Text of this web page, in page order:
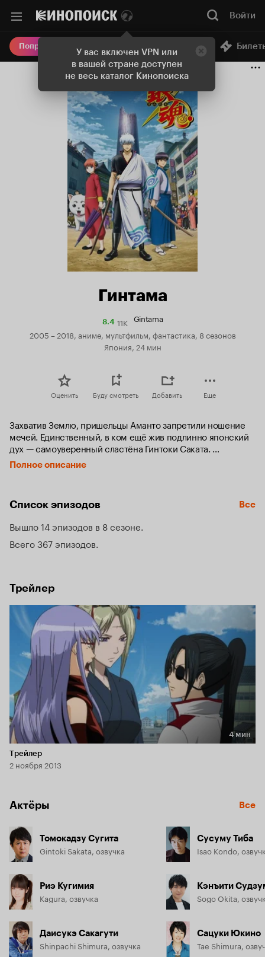
У вас включен VPN или
в вашей стране доступен
не весь каталог Кинопоиска
Войти
Попробовать Плюс Онлайн-кинотеатр
Гинтама
8.4Рейтинг
Кинопоиска
8.4
11K Gintama
2005 – 2018, аниме, мультфильм, фантастика, 8 сезонов
Япония, 24 мин
Оценить Буду смотреть Добавить Еще
Захватив Землю, пришельцы Аманто запретили ношение
мечей. Единственный, в ком ещё жив подлинно японский
дух — самоуверенный сластёна Гинтоки Саката.
Неуклюжий очкарик Симпати нанялся к нему в ученики.
Третьим в их команде стала прелестная Кагура
обладающий милой привычкой грызть головы всем,
руки и выполняют любые заказы — главное, чтобы
заплатили.
Полное описание
Список эпизодов Все
Вышло 14 эпизодов в 8 сезоне
Всего 367 эпизодов
Трейлер
Длительность 4 мин
4 мин
Трейлер
2 ноября 2013
Актёры Все
Томокадзу Сугита
Gintoki Sakata, озвучка
Риэ Кугимия
Kagura, озвучка
Даисукэ Сакагути
Shinpachi Shimura, озвучка
Сусуму Тиба
Isao Kondo,
Кэнъити
Sogo Okita,
Сацуки Юкино
Tae Shimura,